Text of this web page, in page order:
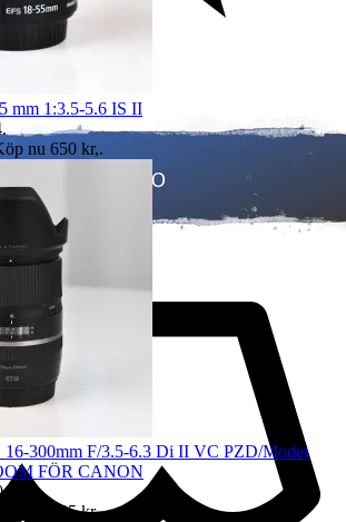
mm 1:3.5-5.6 IS II
.
nu 650 kr,.
300mm F/3.5-6.3 Di II VC PZD/Model
FÖR CANON
.
nu 995 kr,.